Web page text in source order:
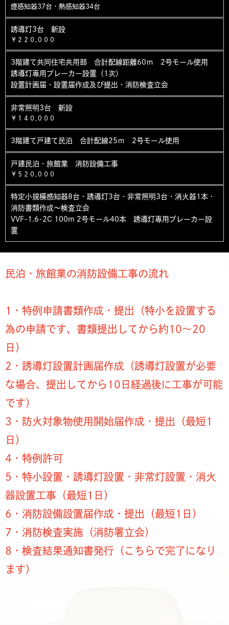
煙感知器37台・熱感知器34台
誘導灯3台 新設
￥２２０,０００
3階建て共同住宅共用部 合計配線距離60ｍ 2号モール使用
誘導灯専用ブレーカー設置（1次）
設置計画届・設置届作成及び提出・消防検査立会
非常照明3台 新設
￥１４０,０００
3階建て戸建て民泊 合計配線25ｍ 2号モール使用
戸建民泊・旅館業 消防設備工事
￥５２０,０００
特定小規模感知器8台・誘導灯3台・非常照明3台・消火器1本・
消防書類作成～検査立会
VVF-1.6-2C 100m 2号モール40本 誘導灯専用ブレーカー設
置
民泊・旅館業の消防設備工事の流れ
1・特例申請書類作成・提出（特小を設置する
為の申請です、書類提出してから約10～20
日）
2・誘導灯設置計画届作成（誘導灯設置が必要
な場合、提出してから10日経過後に工事が可能
です）
3・防火対象物使用開始届作成・提出（最短1
日）
4・特例許可
5・特小設置・誘導灯設置・非常灯設置・消火
器設置工事（最短1日）
6・消防設備設置届作成・提出（最短1日）
7・消防検査実施（消防署立会）
8・検査結果通知書発行（こちらで完了になり
ます）